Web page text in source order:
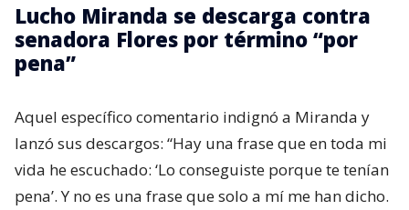
Lucho Miranda se descarga contra
senadora Flores por término “por
pena”
Aquel específico comentario indignó a Miranda y
lanzó sus descargos: “Hay una frase que en toda mi
vida he escuchado: ‘Lo conseguiste porque te tenían
pena’. Y no es una frase que solo a mí me han dicho.